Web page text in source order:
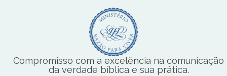
Compromisso com a excelência na comunicação
da verdade bíblica e sua prática.